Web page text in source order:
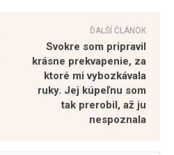
ĎALŠÍ ČLÁNOK
Svokre som pripravil
krásne prekvapenie, za
ktoré mi vybozkávala
ruky. Jej kúpeľnu som
tak prerobil, až ju
nespoznala